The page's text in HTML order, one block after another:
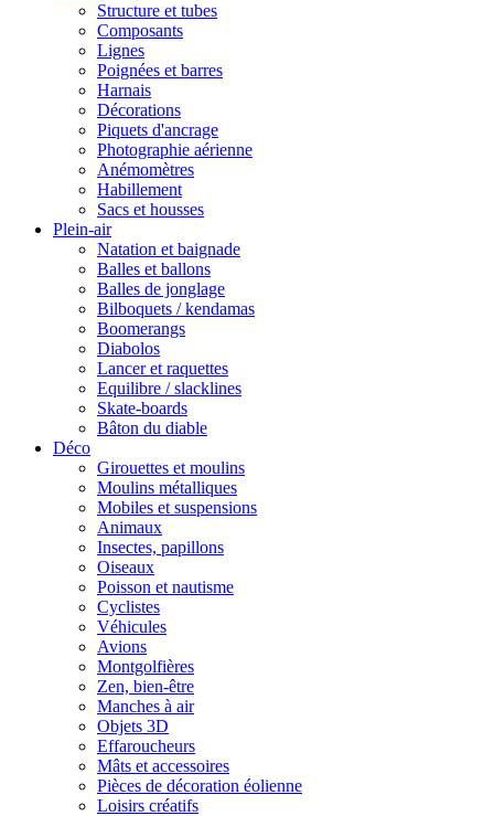
Structure et tubes
Composants
Lignes
Poignées et barres
Harnais
Décorations
Piquets d'ancrage
Photographie aérienne
Anémomètres
Habillement
Sacs et housses
Plein-air
Natation et baignade
Balles et ballons
Balles de jonglage
Bilboquets / kendamas
Boomerangs
Diabolos
Lancer et raquettes
Equilibre / slacklines
Skate-boards
Bâton du diable
Déco
Girouettes et moulins
Moulins métalliques
Mobiles et suspensions
Animaux
Insectes, papillons
Oiseaux
Poisson et nautisme
Cyclistes
Véhicules
Avions
Montgolfières
Zen, bien-être
Manches à air
Objets 3D
Effaroucheurs
Mâts et accessoires
Pièces de décoration éolienne
Loisirs créatifs